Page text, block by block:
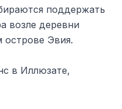
поддержать
возле деревни
острове Эвия.
в Иллюзате,